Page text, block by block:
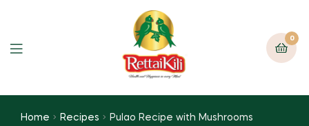
0
Home Recipes Pulao Recipe with Mushrooms